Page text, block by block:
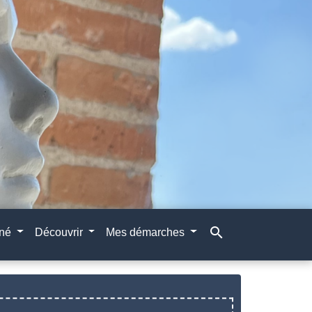
Découvrir Mes démarches search